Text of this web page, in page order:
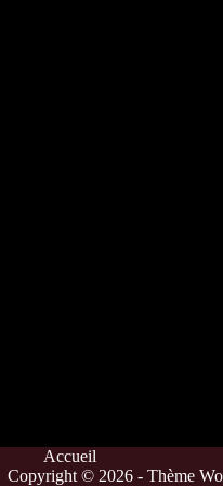
Accueil
Copyright © 2026 - Thème